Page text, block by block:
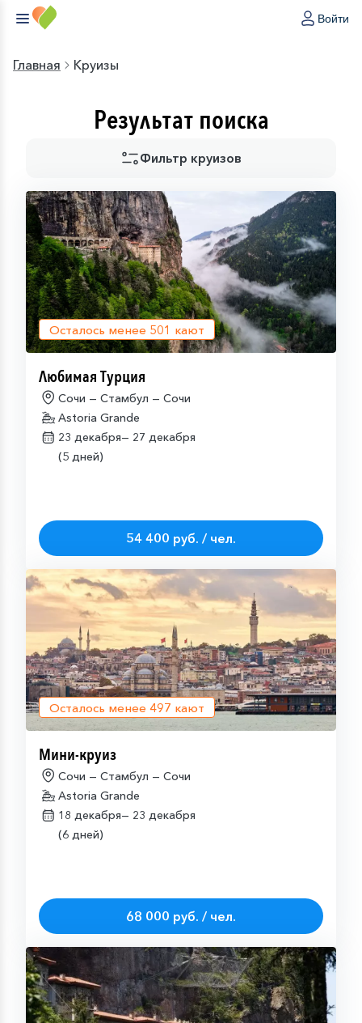
Войти
Главная Круизы
Результат поиска
Фильтр круизов
Осталось менее 501 кают
Любимая Турция
Сочи — Стамбул — Сочи
Astoria Grande
23 декабря— 27 декабря
(5 дней)
54 400 руб. / чел.
Осталось менее 497 кают
Мини-круиз
Сочи — Стамбул — Сочи
Astoria Grande
18 декабря— 23 декабря
(6 дней)
68 000 руб. / чел.